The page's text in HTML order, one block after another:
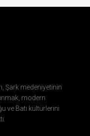
Şark medeniyetinin
modern
ve Batı kültürlerini